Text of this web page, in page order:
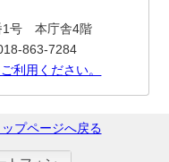
1号 本庁舎4階
863-7284
利用ください。
ップページへ戻る